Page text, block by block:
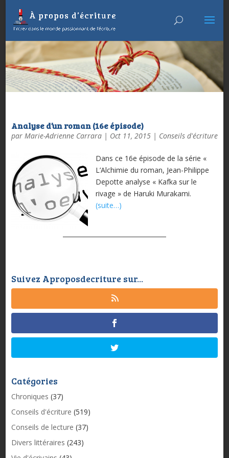
Analyse d’un roman (16e épisode)
par Marie-Adrienne Carrara| Oct 11, 2015| Conseils d'écriture
Dans ce 16e épisode de la série «
L’Alchimie du roman, Jean-Philippe
Depotte analyse « Kafka sur le
rivage » de Haruki Murakami.
(suite…)
Suivez Aproposdecriture sur...
Catégories
Chroniques (37)
Conseils d'écriture (519)
Conseils de lecture (37)
Divers littéraires (243)